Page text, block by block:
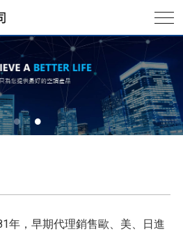
年，早期代理銷售歐、美、日進